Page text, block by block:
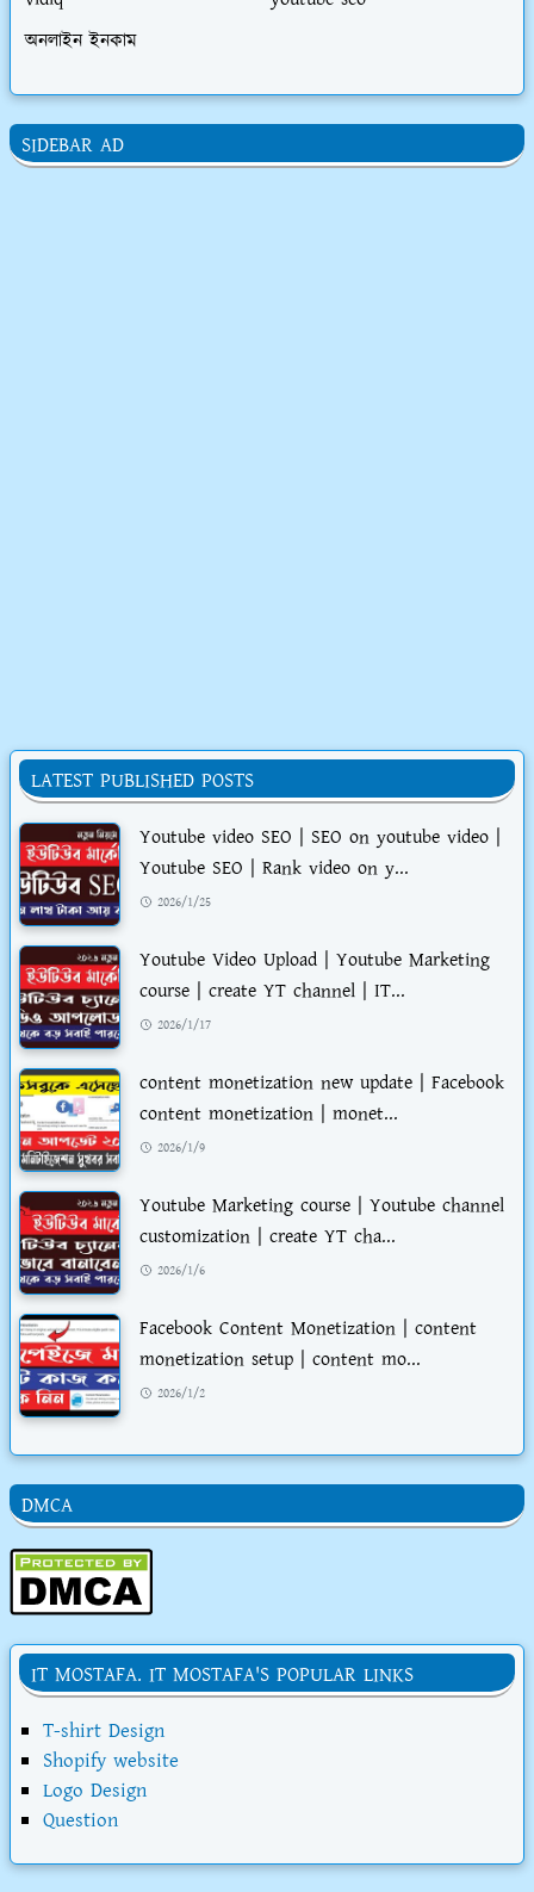
অনলাইন ইনকাম
SIDEBAR AD
LATEST PUBLISHED POSTS
Youtube video SEO | SEO on youtube video |
Youtube SEO | Rank video on y...
2026/1/25
Youtube Video Upload | Youtube Marketing
course | create YT channel | IT...
2026/1/17
content monetization new update | Facebook
content monetization | monet...
2026/1/9
Youtube Marketing course | Youtube channel
customization | create YT cha...
2026/1/6
Facebook Content Monetization | content
monetization setup | content mo...
2026/1/2
DMCA
IT MOSTAFA. IT MOSTAFA'S POPULAR LINKS
T-shirt Design
Shopify website
Logo Design
Question